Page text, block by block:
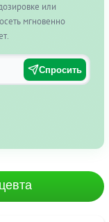
или
мгновенно
Спросить